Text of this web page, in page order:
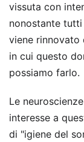
vissuta con
nonostante
viene rinnovato
in cui questo
possiamo farlo.
Le
interesse a
di "igiene del